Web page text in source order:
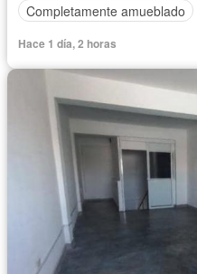
Completamente amueblado
Hace 1 día, 2 horas